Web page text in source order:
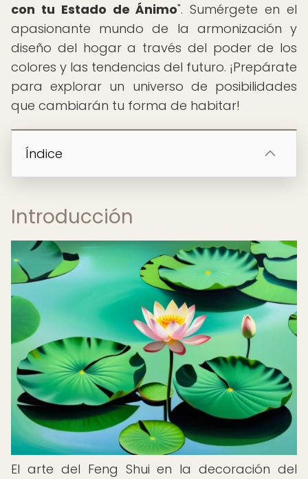
con tu Estado de Ánimo". Sumérgete en el
apasionante mundo de la armonización y
diseño del hogar a través del poder de los
colores y las tendencias del futuro. ¡Prepárate
para explorar un universo de posibilidades
que cambiarán tu forma de habitar!
Índice
Introducción
El arte del Feng Shui en la decoración del